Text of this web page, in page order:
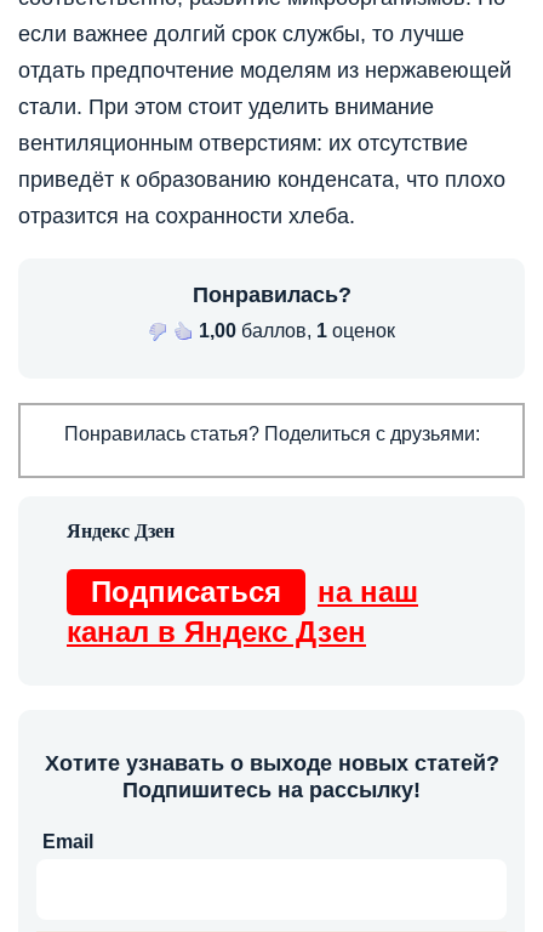
если важнее долгий срок службы, то лучше
отдать предпочтение моделям из нержавеющей
стали. При этом стоит уделить внимание
вентиляционным отверстиям: их отсутствие
приведёт к образованию конденсата, что плохо
отразится на сохранности хлеба.
Понравилась?
1,00 баллов, 1 оценок
Понравилась статья? Поделиться с друзьями:
Подписаться
на наш
канал в Яндекс Дзен
Хотите узнавать о выходе новых статей?
Подпишитесь на рассылку!
Email